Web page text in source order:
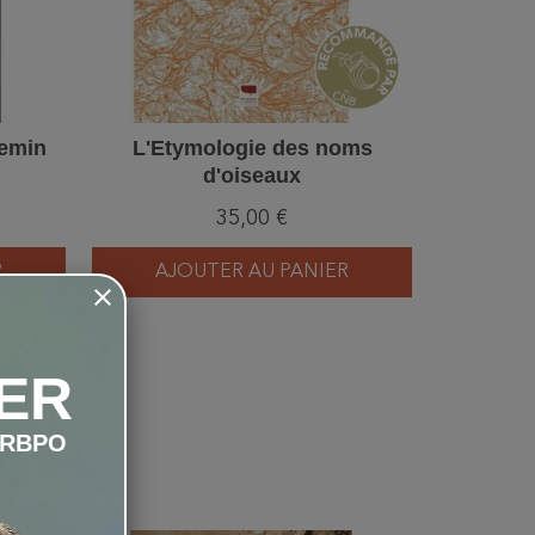
L'Etymologie des noms
d'oiseaux
35,00 €
AJOUTER AU PANIER